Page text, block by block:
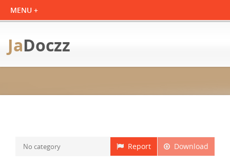
JaDoczz
Download
Report
No category